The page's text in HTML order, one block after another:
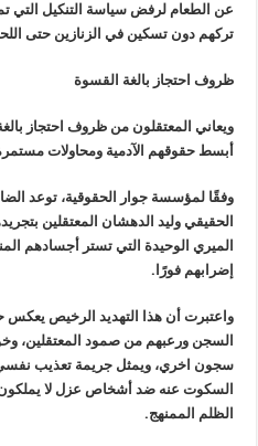
عن الطعام لرفض سياسة التنكيل التي
تركهم دون تسكين في الزنازين حتى
ظروف احتجاز بالغة القسوة
ويعاني المعتقلون من ظروف احتجاز
أبسط حقوقهم الآدمية ومحاولات
وفقًا لمؤسسة جوار الحقوقية، توعد
الحقيقي وليد الدهشان المعتقلين
الميري الوحيدة التي تستر أجسادهم
إضرابهم فورًا .
واعتبرت أن هذا التهديد الرخيص يعكس
السجن ورعبهم من صمود المعتقلين،
سجون اخري، ويمثل جريمة تعذيب نفسي
السكوت عنه ضد أشخاص عزل لا
الظلم الممنهج.